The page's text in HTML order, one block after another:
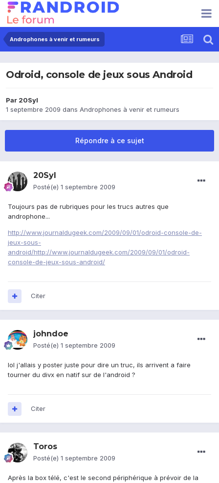
Androphones à venir et rumeurs
Odroid, console de jeux sous Android
Par 20Syl
1 septembre 2009 dans Androphones à venir et rumeurs
Répondre à ce sujet
20Syl
Posté(e) 1 septembre 2009
Toujours pas de rubriques pour les trucs autres que
androphone...
http://www.journaldugeek.com/2009/09/01/odroid-console-de-
jeux-sous-
android/http://www.journaldugeek.com/2009/09/01/odroid-
console-de-jeux-sous-android/
Citer
johndoe
Posté(e) 1 septembre 2009
lol j'allais y poster juste pour dire un truc, ils arrivent a faire
tourner du divx en natif sur de l'android ?
Citer
Toros
Posté(e) 1 septembre 2009
Après la box télé, c'est le second périphérique à prévoir de la